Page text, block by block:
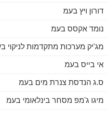
דורון ויץ בעמ
נומד אקסס בעמ
מג'יק מערכות מתקדמות לניקוי
אי בייס בעמ
ס.ג הנדסת צנרת מים בעמ
מיגו ג'מפ מסחר בינלאומי בעמ